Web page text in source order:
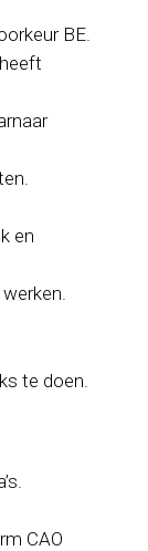
BE.
en
te doen.
CAO